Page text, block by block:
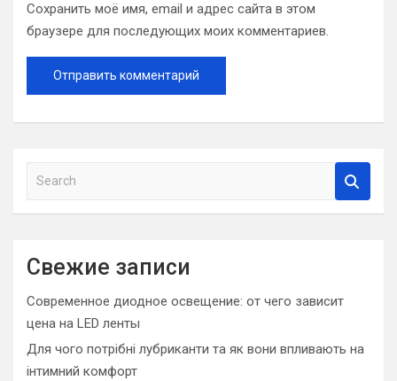
Сохранить моё имя, email и адрес сайта в этом
браузере для последующих моих комментариев.
a
c
Свежие записи
Современное диодное освещение: от чего зависит
цена на LED ленты
Для чого потрібні лубриканти та як вони впливають на
інтимний комфорт